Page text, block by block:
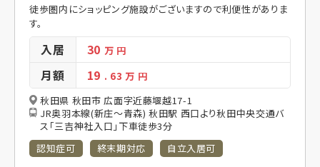
徒歩圏内にショッピング施設がございますので利便性がありま
す。
入居 30万 円
月額 19 . 63万 円
秋田県 秋田市 広面字近藤堰越17-1
JR奥羽本線(新庄～青森) 秋田駅 西口より秋田中央交通バ
ス「三吉神社入口」下車徒歩3分
認知症可
終末期対応 自立入居可